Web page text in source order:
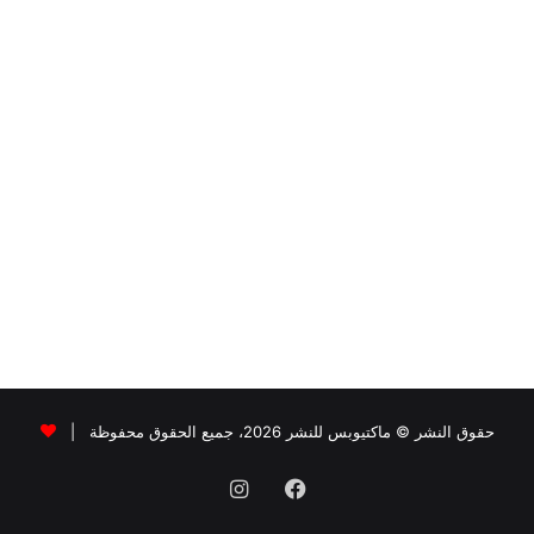
حقوق النشر © ماكتيوبس للنشر 2026، جميع الحقوق محفوظة |
فيسبوكانستقرام